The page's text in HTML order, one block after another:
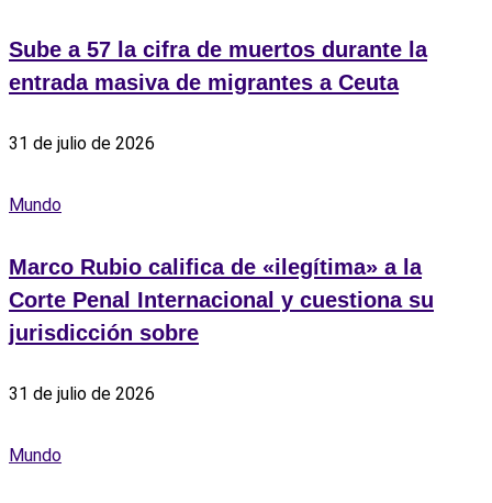
Sube a 57 la cifra de muertos durante la
entrada masiva de migrantes a Ceuta
31 de julio de 2026
Mundo
Marco Rubio califica de «ilegítima» a la
Corte Penal Internacional y cuestiona su
jurisdicción sobre
31 de julio de 2026
Mundo